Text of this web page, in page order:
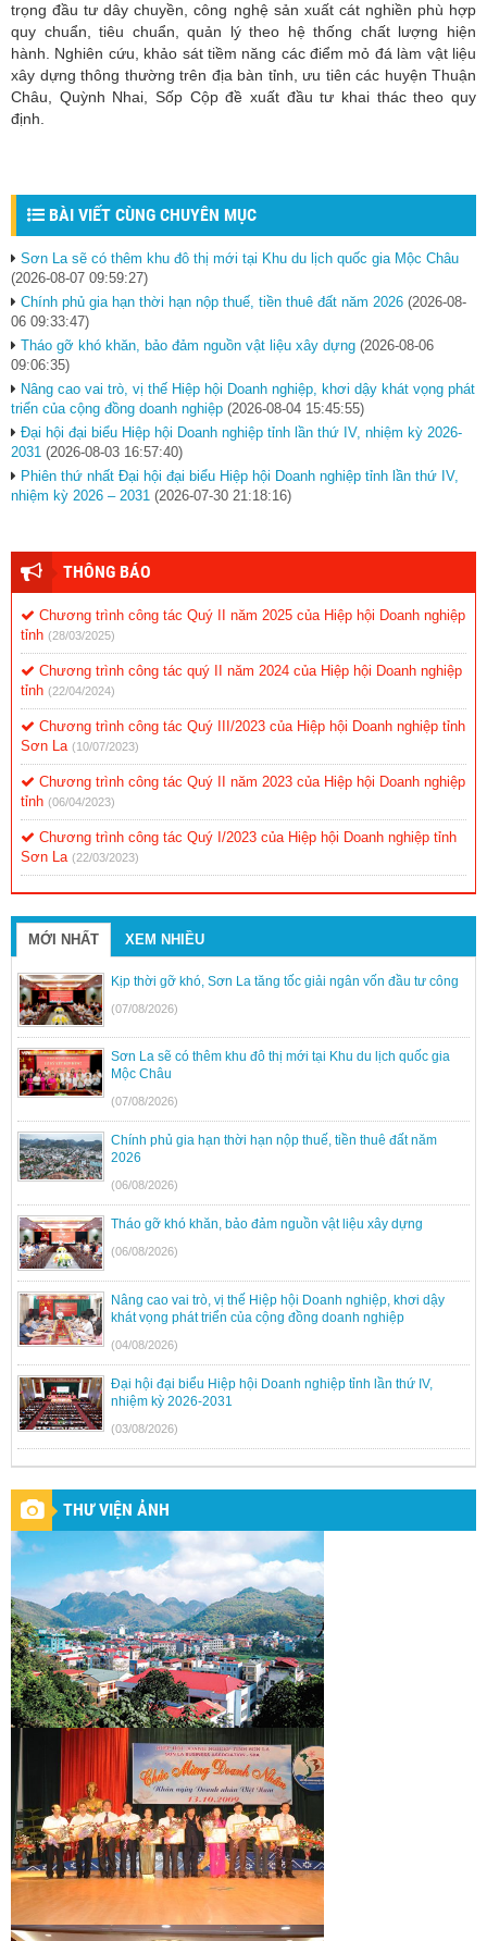
trọng đầu tư dây chuyền, công nghệ sản xuất cát nghiền phù hợp
quy chuẩn, tiêu chuẩn, quản lý theo hệ thống chất lượng hiện
hành. Nghiên cứu, khảo sát tiềm năng các điểm mỏ đá làm vật liệu
xây dựng thông thường trên địa bàn tỉnh, ưu tiên các huyện Thuận
Châu, Quỳnh Nhai, Sốp Cộp đề xuất đầu tư khai thác theo quy
định.
BÀI VIẾT CÙNG CHUYÊN MỤC
Sơn La sẽ có thêm khu đô thị mới tại Khu du lịch quốc gia Mộc Châu
(2026-08-07 09:59:27)
Chính phủ gia hạn thời hạn nộp thuế, tiền thuê đất năm 2026 (2026-08-
06 09:33:47)
Tháo gỡ khó khăn, bảo đảm nguồn vật liệu xây dựng (2026-08-06
09:06:35)
Nâng cao vai trò, vị thế Hiệp hội Doanh nghiệp, khơi dậy khát vọng phát
triển của cộng đồng doanh nghiệp (2026-08-04 15:45:55)
Đại hội đại biểu Hiệp hội Doanh nghiệp tỉnh lần thứ IV, nhiệm kỳ 2026-
2031 (2026-08-03 16:57:40)
Phiên thứ nhất Đại hội đại biểu Hiệp hội Doanh nghiệp tỉnh lần thứ IV,
nhiệm kỳ 2026 – 2031 (2026-07-30 21:18:16)
THÔNG BÁO
Chương trình công tác Quý II năm 2025 của Hiệp hội Doanh nghiệp
tỉnh (28/03/2025)
Chương trình công tác quý II năm 2024 của Hiệp hội Doanh nghiệp
tỉnh (22/04/2024)
Chương trình công tác Quý III/2023 của Hiệp hội Doanh nghiệp tỉnh
Sơn La (10/07/2023)
Chương trình công tác Quý II năm 2023 của Hiệp hội Doanh nghiệp
tỉnh (06/04/2023)
Chương trình công tác Quý I/2023 của Hiệp hội Doanh nghiệp tỉnh
Sơn La (22/03/2023)
MỚI NHẤT XEM NHIỀU
Kịp thời gỡ khó, Sơn La tăng tốc giải ngân vốn đầu tư công
(07/08/2026)
Sơn La sẽ có thêm khu đô thị mới tại Khu du lịch quốc gia
Mộc Châu
(07/08/2026)
Chính phủ gia hạn thời hạn nộp thuế, tiền thuê đất năm
2026
(06/08/2026)
Tháo gỡ khó khăn, bảo đảm nguồn vật liệu xây dựng
(06/08/2026)
Nâng cao vai trò, vị thế Hiệp hội Doanh nghiệp, khơi dậy
khát vọng phát triển của cộng đồng doanh nghiệp
(04/08/2026)
Đại hội đại biểu Hiệp hội Doanh nghiệp tỉnh lần thứ IV,
nhiệm kỳ 2026-2031
(03/08/2026)
THƯ VIỆN ẢNH